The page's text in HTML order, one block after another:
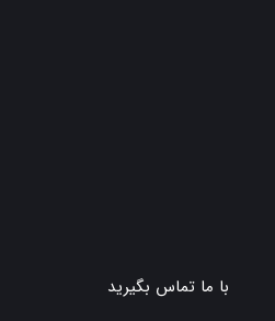
با ما تماس بگیرید